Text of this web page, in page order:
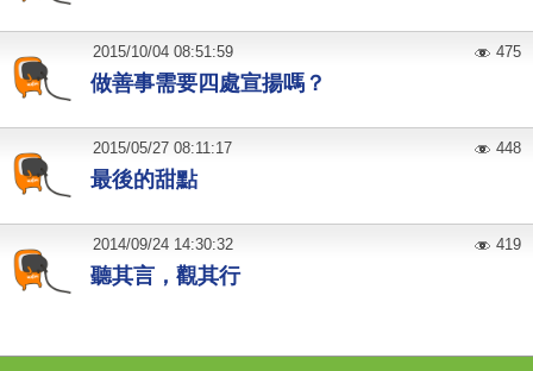
做善事需要四處宣揚嗎？
2015/10/04 08:51:59 475
最後的甜點
2015/05/27 08:11:17 448
聽其言，觀其行
2014/09/24 14:30:32 419